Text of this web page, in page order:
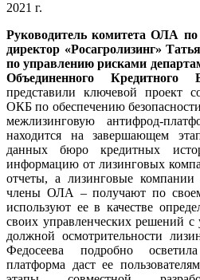
2021 г.
Руководитель комитета ОЛА
директор «Росагролизинг»
по управлению рисками
Объединенного
представили ключевой проект
ОКБ по обеспечению
межлизинговую антифрод-
находится на завершающем
данных бюро кредитных
информацию от лизинговых
отчеты, а лизинговые
члены ОЛА – получают по
используют ее в качестве
своих управленческих решений
должной осмотрительности
Федосеева подробно
платформа даст ее